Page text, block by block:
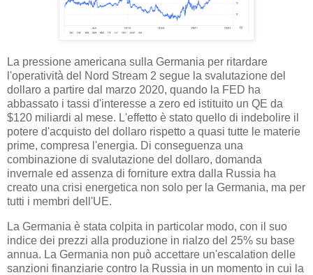
La pressione americana sulla Germania per ritardare
l'operatività del Nord Stream 2 segue la svalutazione del
dollaro a partire dal marzo 2020, quando la FED ha
abbassato i tassi d'interesse a zero ed istituito un QE da
$120 miliardi al mese. L'effetto è stato quello di indebolire il
potere d'acquisto del dollaro rispetto a quasi tutte le materie
prime, compresa l'energia. Di conseguenza una
combinazione di svalutazione del dollaro, domanda
invernale ed assenza di forniture extra dalla Russia ha
creato una crisi energetica non solo per la Germania, ma per
tutti i membri dell'UE.
La Germania è stata colpita in particolar modo, con il suo
indice dei prezzi alla produzione in rialzo del 25% su base
annua. La Germania non può accettare un'escalation delle
sanzioni finanziarie contro la Russia in un momento in cui la